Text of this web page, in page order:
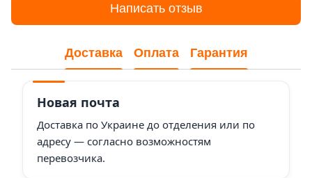
Написать отзыв
Доставка Оплата Гарантия
Новая почта
Доставка по Украине до отделения или по
адресу — согласно возможностям
перевозчика.